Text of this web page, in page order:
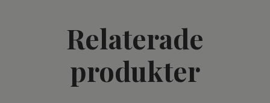
Relaterade
produkter